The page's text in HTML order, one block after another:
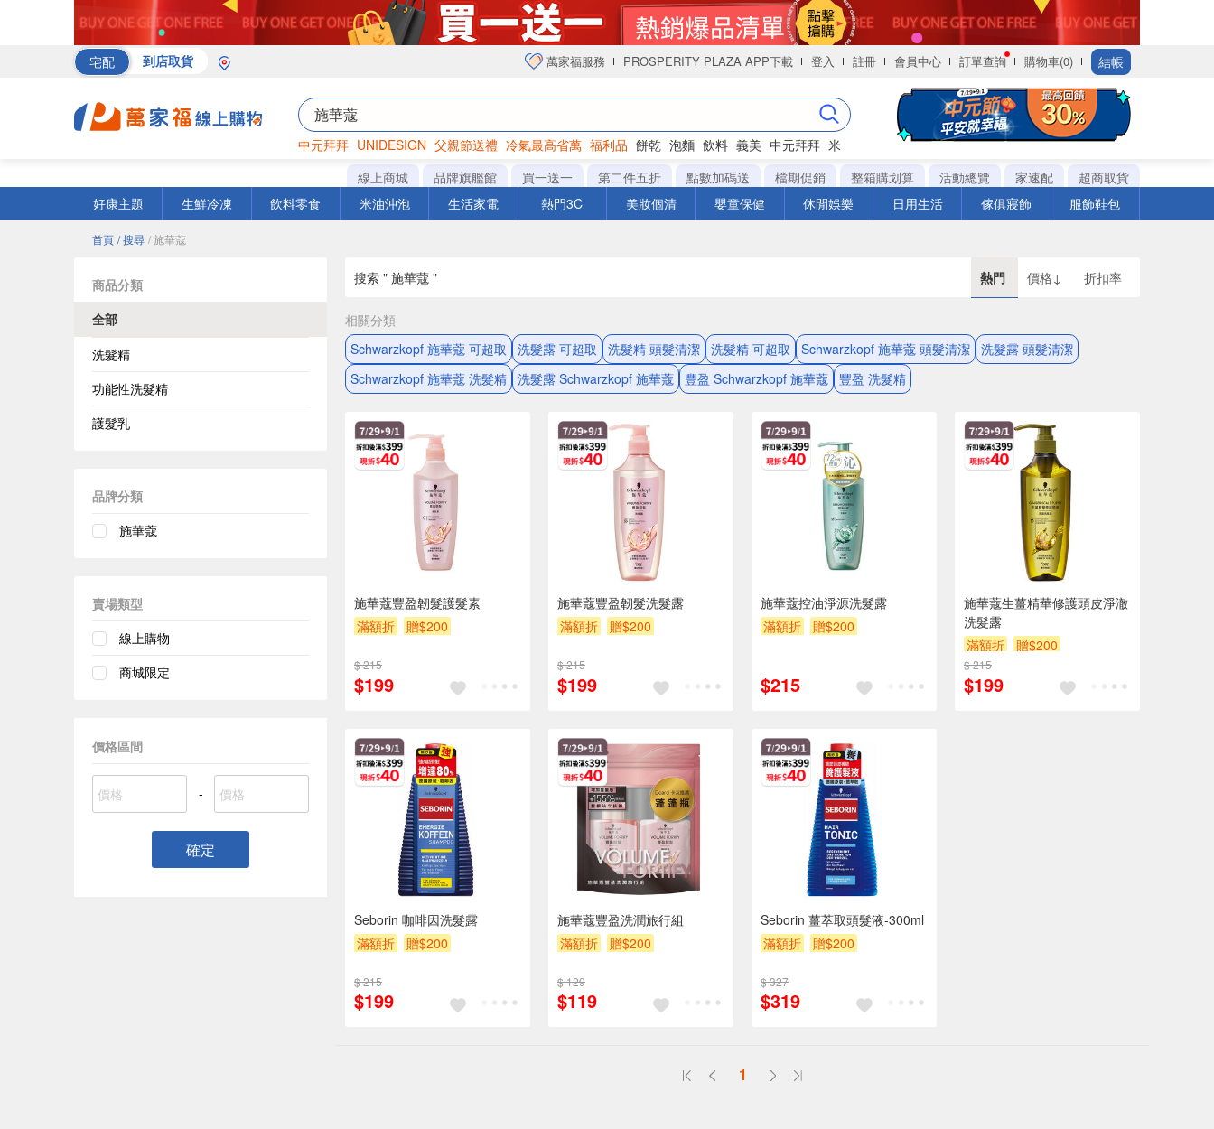
宅配 到店取貨 萬家福服務 PROSPERITY PLAZA APP下載 登入 註冊 會員中心 訂單查詢 購物車(0) 結帳
中元拜拜 UNIDESIGN 父親節送禮 冷氣最高省萬 福利品 餅乾 泡麵 飲料 義美 中元拜拜 米
海苔 巧克力 衛生紙
線上商城 品牌旗艦館 買一送一 第二件五折 點數加碼送 檔期促銷 整箱購划算 活動總覽 家速配
超商取貨
好康主題
生鮮冷凍 飲料零食 米油沖泡 生活家電 熱門3C 美妝個清 嬰童保健 休閒娛樂 日用生活 傢俱寢飾 服飾鞋包
首頁 / 搜尋 / 施華蔻
商品分類
全部
洗髮精
功能性洗髮精
護髮乳
品牌分類
施華蔻
賣場類型
線上購物
商城限定
價格區間
-
確定
搜索 " 施華蔻 " 熱門 價格↓ 折扣率
相關分類
Schwarzkopf 施華蔻 可超取
洗髮露 可超取 洗髮精 頭髮清潔 洗髮精 可超取 Schwarzkopf 施華蔻 頭髮清潔 洗髮露 頭髮清潔
Schwarzkopf 施華蔻 洗髮精 洗髮露 Schwarzkopf 施華蔻 豐盈 Schwarzkopf 施華蔻 豐盈 洗髮精
施華蔻豐盈韌髮護髮素
滿額折
贈$200
$ 215
$199
施華蔻豐盈韌髮洗髮露
滿額折
贈$200
$ 215
$199
施華蔻控油淨源洗髮露
滿額折
贈$200
$215
施華蔻生薑精華修護頭皮淨澈
洗髮露
滿額折
贈$200
$ 215
$199
Seborin 咖啡因洗髮露
滿額折
贈$200
$ 215
$199
施華蔻豐盈洗潤旅行組
滿額折
贈$200
$ 129
$119
Seborin 薑萃取頭髮液-300ml
滿額折
贈$200
$ 327
$319
1